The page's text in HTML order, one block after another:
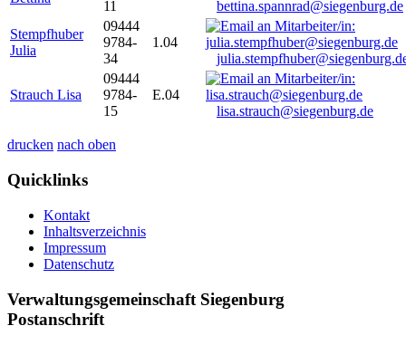
11
bettina.spannrad@siegenburg.de
Stempfhuber
Julia
09444
9784-
34
1.04
Strauch Lisa
09444
9784-
15
E.04
lisa.strauch@siegenburg.de
drucken nach oben
Quicklinks
Kontakt
Inhaltsverzeichnis
Impressum
Datenschutz
Verwaltungsgemeinschaft Siegenburg
Postanschrift